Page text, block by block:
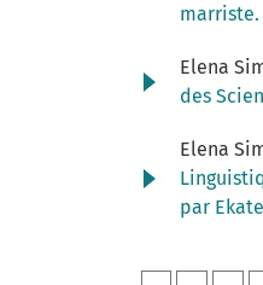
Elena
des
Elena
par